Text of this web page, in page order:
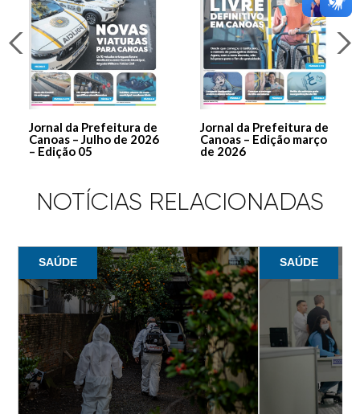
Jornal da Prefeitura de
Canoas – Julho de 2026
– Edição 05
Jornal da Prefeitura de
Canoas – Edição março
de 2026
NOTÍCIAS RELACIONADAS
SAÚDE SAÚDE